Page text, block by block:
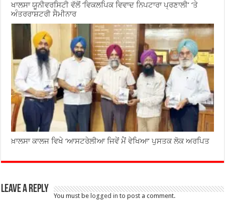
ਖਾਲਸਾ ਯੂਨੀਵਰਸਿਟੀ ਵੱਲੋਂ ‘ਵਿਕਲਪਿਕ ਵਿਵਾਦ ਨਿਪਟਾਰਾ ਪ੍ਰਣਾਲੀ’ ‘ਤੇ
ਅੰਤਰਰਾਸ਼ਟਰੀ ਸੈਮੀਨਾਰ
ਖ਼ਾਲਸਾ ਕਾਲਜ ਵਿਖੇ ‘ਆਸਟਰੇਲੀਆ ਜਿਵੇਂ ਮੈਂ ਵੇਖਿਆ’ ਪੁਸਤਕ ਲੋਕ ਅਰਪਿਤ
Leave a Reply
You must be logged in to post a comment.